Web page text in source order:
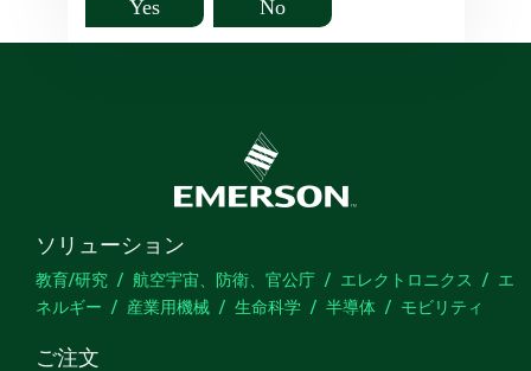
Yes No
ソリューション
教育/研究 航空宇宙、防衛、官公庁 エレクトロニクス
エ
ネルギー
産業用機械 生命科学 半導体 モビリティ
ご注文